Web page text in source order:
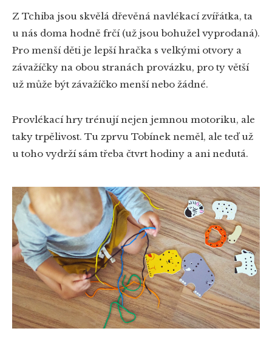
Z Tchiba jsou skvělá dřevěná navlékací zvířátka, ta
u nás doma hodně frčí (už jsou bohužel vyprodaná).
Pro menší děti je lepší hračka s velkými otvory a
závažíčky na obou stranách provázku, pro ty větší
už může být závažíčko menší nebo žádné.
Provlékací hry trénují nejen jemnou motoriku, ale
taky trpělivost. Tu zprvu Tobínek neměl, ale teď už
u toho vydrží sám třeba čtvrt hodiny a ani nedutá.